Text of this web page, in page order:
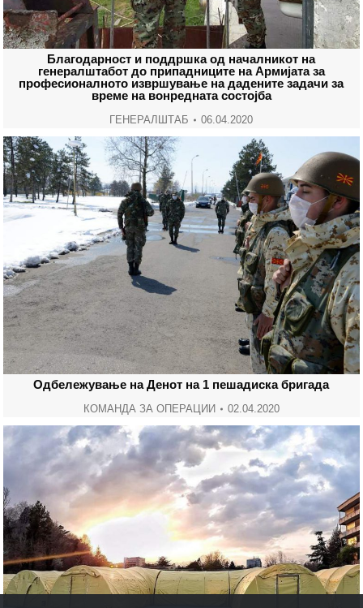
Благодарност и поддршка од началникот на
генералштабот до припадниците на Армијата за
професионалното извршување на дадените задачи за
време на вонредната состојба
ГЕНЕРАЛШТАБ 06.04.2020
Одбележување на Денот на 1 пешадиска бригада
КОМАНДА ЗА ОПЕРАЦИИ 02.04.2020